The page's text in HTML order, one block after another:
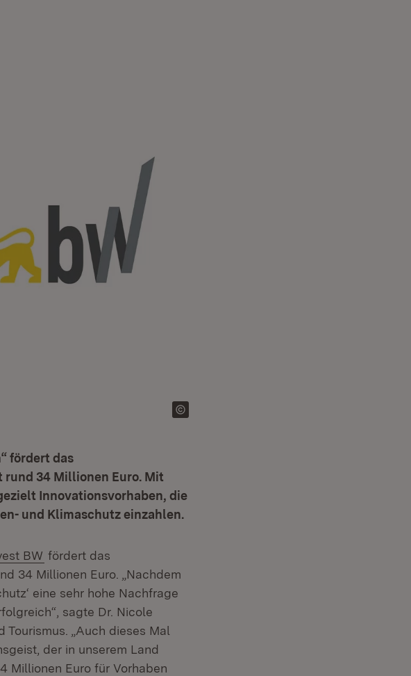
fördert das
34 Millionen Euro. Mit
Innovationsvorhaben, die
und Klimaschutz einzahlen.
BW (Öffnet in neuem Fenster)
fördert das
34 Millionen Euro. „Nachdem
eine sehr hohe Nachfrage
sagte Dr. Nicole
„Auch dieses Mal
der in unserem Land
Millionen Euro für Vorhaben